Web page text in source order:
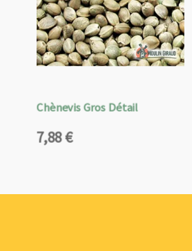
Chènevis Gros Détail
7,88€